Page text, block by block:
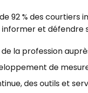
92 % des
et
la profession
de
des outils et